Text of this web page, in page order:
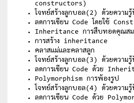
constructors)
โจทย์สร้างลูกบอล(2) ด้วยความรู้
ลดการเขียน Code โดยใช้
Inheritance การสืบทอดคุณส
การสร้าง inheritance
คลาสแม่และคลาสลูก
โจทย์สร้างลูกบอล(3) ด้วยความรู้
ลดการเขียน Code ด้วย
Polymorphism การพ้องรูป
โจทย์สร้างลูกบอล(4) ด้วยความรู้
ลดการเขียน Code ด้วย